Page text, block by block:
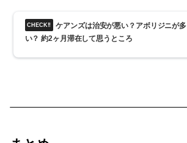
ケアンズは治安が悪い？アボリジニが多
い？ 約2ヶ月滞在して思うところ